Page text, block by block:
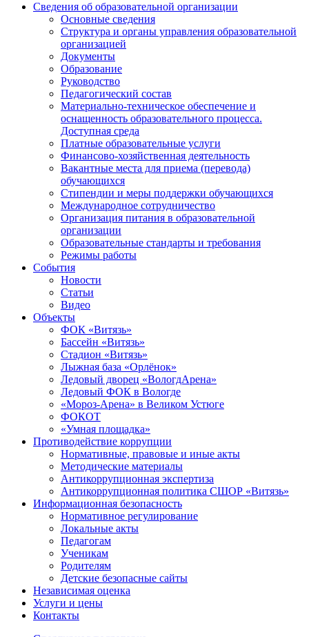
Сведения об образовательной организации
Основные сведения
Структура и органы управления образовательной
организацией
Документы
Образование
Руководство
Педагогический состав
Материально-техническое обеспечение и
оснащенность образовательного процесса.
Доступная среда
Платные образовательные услуги
Финансово-хозяйственная деятельность
Вакантные места для приема (перевода)
обучающихся
Стипендии и меры поддержки обучающихся
Международное сотрудничество
Организация питания в образовательной
организации
Образовательные стандарты и требования
Режимы работы
События
Новости
Статьи
Видео
Объекты
ФОК «Витязь»
Бассейн «Витязь»
Стадион «Витязь»
Лыжная база «Орлёнок»
Ледовый дворец «ВологдАрена»
Ледовый ФОК в Вологде
«Мороз-Арена» в Великом Устюге
ФОКОТ
«Умная площадка»
Противодействие коррупции
Нормативные, правовые и иные акты
Методические материалы
Антикоррупционная экспертиза
Антикоррупционная политика СШОР «Витязь»
Информационная безопасность
Нормативное регулирование
Локальные акты
Педагогам
Ученикам
Родителям
Детские безопасные сайты
Независимая оценка
Услуги и цены
Контакты